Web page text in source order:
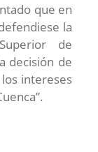
que en
la
de
decisión de
intereses